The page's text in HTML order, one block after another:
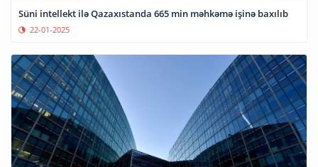
Süni intellekt ilə Qazaxıstanda 665 min məhkəmə işinə baxılıb
22-01-2025